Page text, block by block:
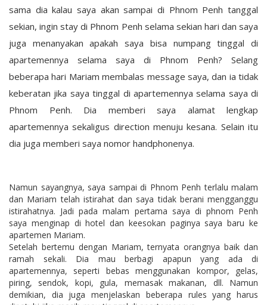
sama dia kalau saya akan sampai di Phnom Penh tanggal
sekian, ingin stay di Phnom Penh selama sekian hari dan saya
juga menanyakan apakah saya bisa numpang tinggal di
apartemennya selama saya di Phnom Penh? Selang
beberapa hari Mariam membalas message saya, dan ia tidak
keberatan jika saya tinggal di apartemennya selama saya di
Phnom Penh. Dia memberi saya alamat lengkap
apartemennya sekaligus direction menuju kesana. Selain itu
dia juga memberi saya nomor handphonenya.
Namun sayangnya, saya sampai di Phnom Penh terlalu malam
dan Mariam telah istirahat dan saya tidak berani mengganggu
istirahatnya. Jadi pada malam pertama saya di phnom Penh
saya menginap di hotel dan keesokan paginya saya baru ke
apartemen Mariam.
Setelah bertemu dengan Mariam, ternyata orangnya baik dan
ramah sekali. Dia mau berbagi apapun yang ada di
apartemennya, seperti bebas menggunakan kompor, gelas,
piring, sendok, kopi, gula, memasak makanan, dll. Namun
demikian, dia juga menjelaskan beberapa rules yang harus